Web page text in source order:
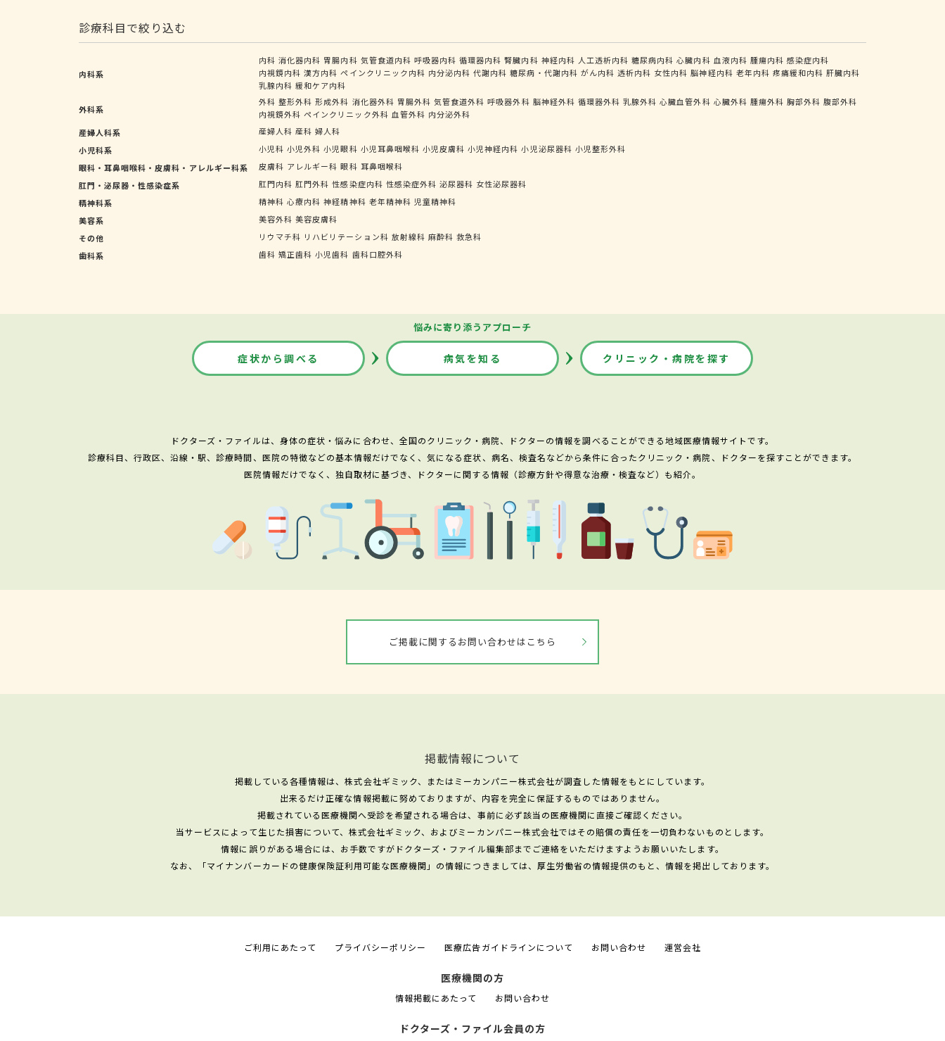
診療科目で絞り込む
内科系
内科 消化器内科 胃腸内科 気管食道内科 呼吸器内科 循環器内科 腎臓内科 神経内科 人工透析内科 糖尿病内科 心臓内科 血液内科 腫瘍内科 感染症内科
内視鏡内科 漢方内科 ペインクリニック内科 内分泌内科 代謝内科 糖尿病・代謝内科 がん内科 透析内科 女性内科 脳神経内科 老年内科 疼痛緩和内科 肝臓内科
乳腺内科 緩和ケア内科
外科系
外科 整形外科 形成外科 消化器外科 胃腸外科 気管食道外科 呼吸器外科 脳神経外科 循環器外科 乳腺外科 心臓血管外科 心臓外科 腫瘍外科 胸部外科 腹部外科
内視鏡外科 ペインクリニック外科 血管外科 内分泌外科
産婦人科系
産婦人科 産科 婦人科
小児科系
小児科 小児外科 小児眼科 小児耳鼻咽喉科 小児皮膚科 小児神経内科 小児泌尿器科 小児整形外科
眼科・耳鼻咽喉科・皮膚科・アレルギー科系
皮膚科 アレルギー科 眼科 耳鼻咽喉科
肛門・泌尿器・性感染症系
肛門内科 肛門外科 性感染症内科 性感染症外科 泌尿器科 女性泌尿器科
精神科系
精神科 心療内科 神経精神科 老年精神科 児童精神科
美容系
美容外科 美容皮膚科
その他
リウマチ科 リハビリテーション科 放射線科 麻酔科 救急科
歯科系
歯科 矯正歯科 小児歯科 歯科口腔外科
悩みに寄り添うアプローチ
症状から調べる 病気を知る クリニック・病院を探す
ドクターズ・ファイルは、身体の症状・悩みに合わせ、全国のクリニック・病院、ドクターの情報を調べることができる地域医療情報サイトです。
診療科目、行政区、沿線・駅、診療時間、医院の特徴などの基本情報だけでなく、気になる症状、病名、検査名などから条件に合ったクリニック・病院、ドクターを探すことができます。
医院情報だけでなく、独自取材に基づき、ドクターに関する情報（診療方針や得意な治療・検査など）も紹介。
ご掲載に関するお問い合わせはこちら
掲載情報について
掲載している各種情報は、株式会社ギミック、またはミーカンパニー株式会社が調査した情報をもとにしています。
出来るだけ正確な情報掲載に努めておりますが、内容を完全に保証するものではありません。
掲載されている医療機関へ受診を希望される場合は、事前に必ず該当の医療機関に直接ご確認ください。
当サービスによって生じた損害について、株式会社ギミック、およびミーカンパニー株式会社ではその賠償の責任を一切負わないものとします。
情報に誤りがある場合には、お手数ですがドクターズ・ファイル編集部までご連絡をいただけますようお願いいたします。
なお、「マイナンバーカードの健康保険証利用可能な医療機関」の情報につきましては、厚生労働省の情報提供のもと、情報を掲出しております。
ご利用にあたって プライバシーポリシー 医療広告ガイドラインについて お問い合わせ 運営会社
医療機関の方
情報掲載にあたって お問い合わせ
ドクターズ・ファイル会員の方